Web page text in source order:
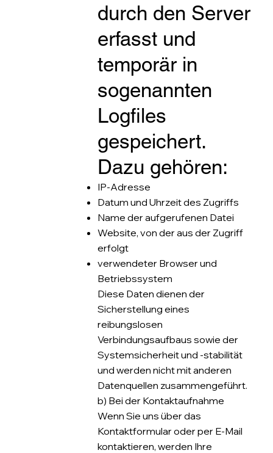
durch den Server
erfasst und
temporär in
sogenannten
Logfiles
gespeichert.
Dazu gehören:
IP-Adresse
Datum und Uhrzeit des Zugriffs
Name der aufgerufenen Datei
Website, von der aus der Zugriff
erfolgt
verwendeter Browser und
Betriebssystem
Diese Daten dienen der
Sicherstellung eines
reibungslosen
Verbindungsaufbaus sowie der
Systemsicherheit und -stabilität
und werden nicht mit anderen
Datenquellen zusammengeführt.
b) Bei der Kontaktaufnahme
Wenn Sie uns über das
Kontaktformular oder per E-Mail
kontaktieren, werden Ihre